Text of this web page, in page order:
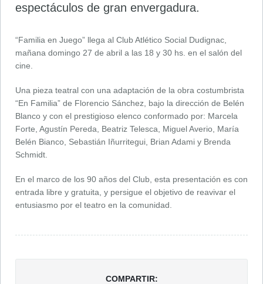
espectáculos de gran envergadura.
“Familia en Juego” llega al Club Atlético Social Dudignac,
mañana domingo 27 de abril a las 18 y 30 hs. en el salón del
cine.
Una pieza teatral con una adaptación de la obra costumbrista
“En Familia” de Florencio Sánchez, bajo la dirección de Belén
Blanco y con el prestigioso elenco conformado por: Marcela
Forte, Agustín Pereda, Beatriz Telesca, Miguel Averio, María
Belén Bianco, Sebastián Iñurritegui, Brian Adami y Brenda
Schmidt.
En el marco de los 90 años del Club, esta presentación es con
entrada libre y gratuita, y persigue el objetivo de reavivar el
entusiasmo por el teatro en la comunidad.
COMPARTIR: